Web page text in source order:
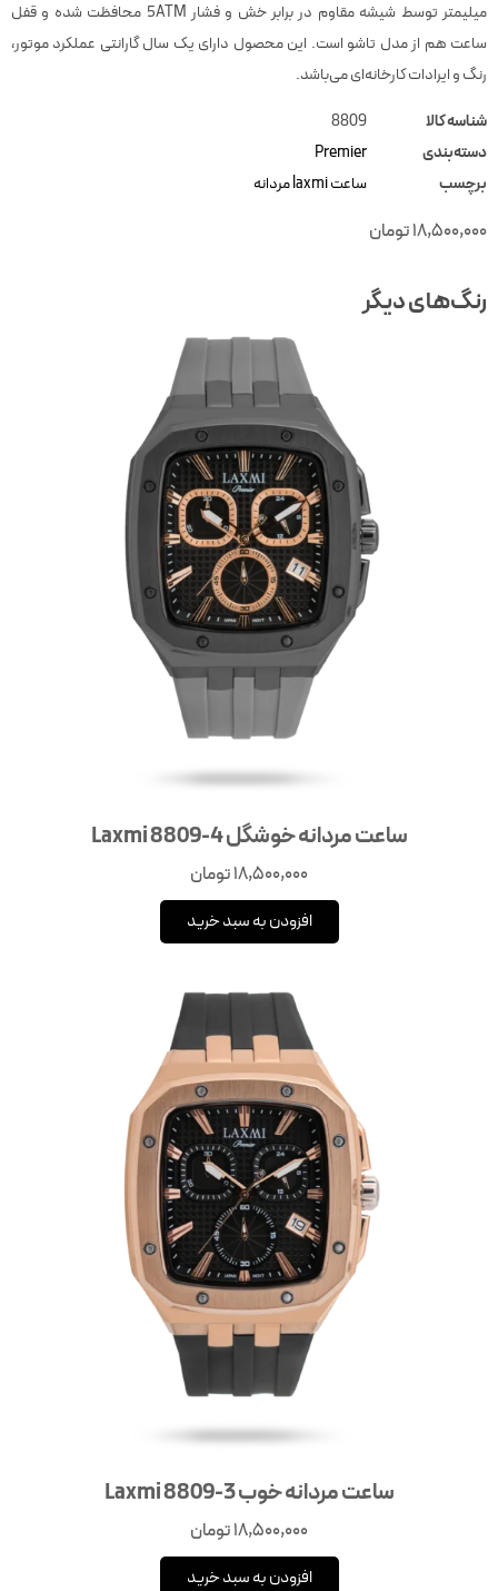
میلیمتر توسط شيشه مقاوم در برابر خش و فشار 5ATM محافظت شده و قفل
هم از مدل تاشو است. این محصول دارای یک سال گارانتی عملکرد موتور،
و ایرادات کارخانه‌ای می‌باشد.
کالا
8809
Premier
ساعت laxmi مردانه
تومان
دیگر
ساعت مردانه خوشگل Laxmi 8809-4
18,500,000تومان
افزودن به سبد خرید
ساعت مردانه خوب Laxmi 8809-3
18,500,000تومان
افزودن به سبد خرید